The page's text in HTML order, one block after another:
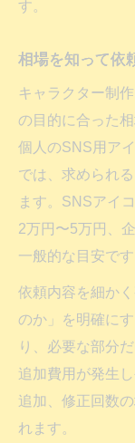
個人と
の参考
著作権やラ
キャラ
ス料と
著作権
る影響
キャラ
係
二次利
を解説
ライセ
相場
追加費用
す。
相場を知って依
キャラクター制
の目的に合った
個人のSNS用ア
では、求められ
ます。SNSアイ
2万円〜5万円、
一般的な目安です
依頼内容を細か
のか」を明確に
り、必要な部分
追加費用が発生
追加、修正回数
れます。